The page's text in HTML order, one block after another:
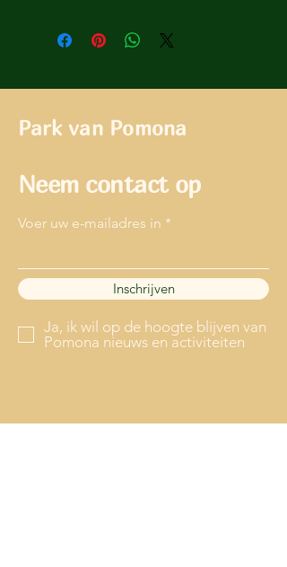
Park van Pomona
Neem contact op
Voer uw e-mailadres in
Inschrijven
Ja, ik wil op de hoogte blijven van
Pomona nieuws en activiteiten